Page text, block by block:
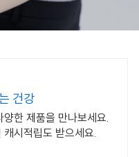
건강
한 제품을 만나보세요.
시적립도 받으세요.